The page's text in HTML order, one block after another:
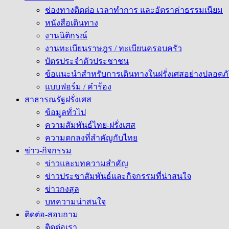
ช่องทางติดต่อ เวลาทำการ และอัตราค่าธรรมเนียม
หนังสือเดินทาง
งานนิติกรณ์
งานทะเบียนราษฎร / ทะเบียนครอบครัว
บัตรประจำตัวประชาชน
ข้อแนะนำสำหรับการเดินทางในฝรั่งเศสอย่างปลอด
แบบฟอร์ม / คำร้อง
สาธารณรัฐฝรั่งเศส
ข้อมูลทั่วไป
ความสัมพันธ์ไทย-ฝรั่งเศส
ความตกลงที่สำคัญกับไทย
ข่าว-กิจกรรม
ข่าวและบทความสำคัญ
ข่าวประชาสัมพันธ์และกิจกรรมที่น่าสนใจ
ข่าวกงสุล
บทความน่าสนใจ
ติดต่อ-สอบถาม
ติดต่อเรา